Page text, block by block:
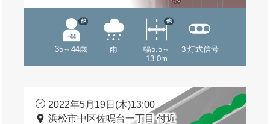
35～44歳
他
雨
幅5.5～
13.0m
他
３灯式信号
2022年5月19日(木)13:00
浜松市中区佐鳴台一丁目 付近